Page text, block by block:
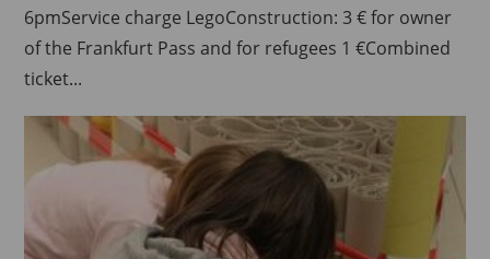
6pmService charge LegoConstruction: 3 € for owner
of the Frankfurt Pass and for refugees 1 €Combined
ticket...